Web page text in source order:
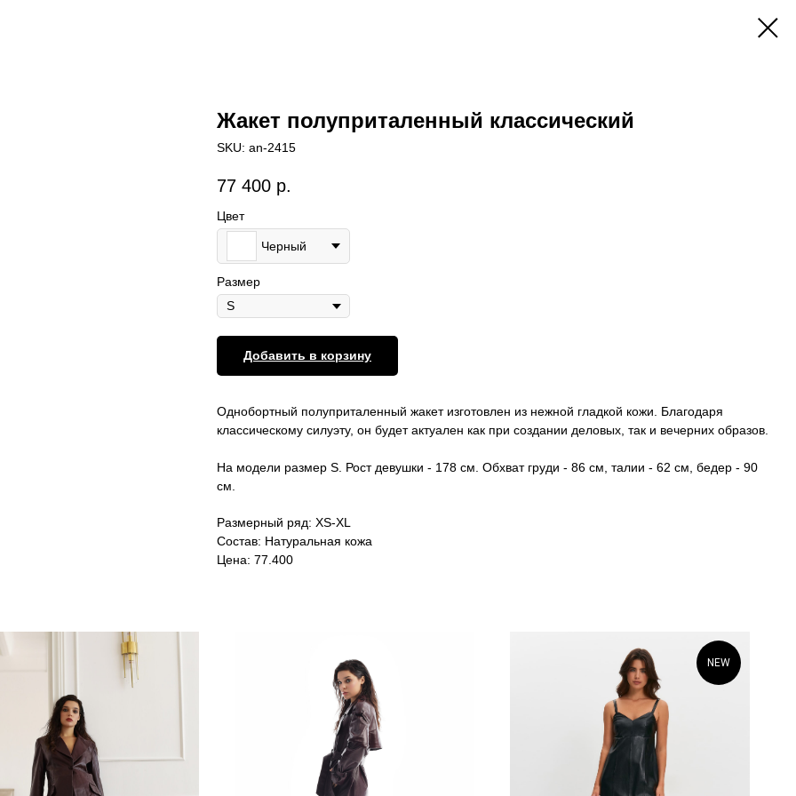
Жакет полуприталенный классический
SKU: an-2415
77 400 р.
Цвет
Черный
Размер
Добавить в корзину
Однобортный полуприталенный жакет изготовлен из нежной гладкой кожи. Благодаря
классическому силуэту, он будет актуален как при создании деловых, так и вечерних образов.
На модели размер S. Рост девушки - 178 см. Обхват груди - 86 см, талии - 62 см, бедер - 90
см.
Размерный ряд: XS-XL
Состав: Натуральная кожа
Цена: 77.400
NEW